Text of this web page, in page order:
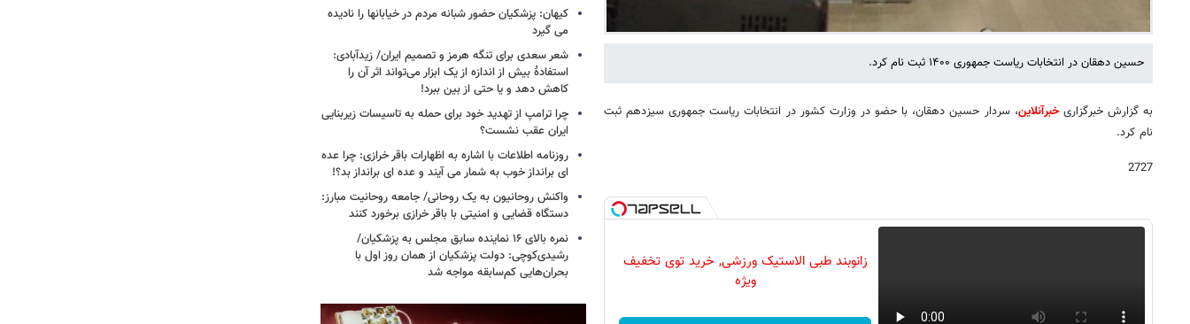
حسین دهقان در انتخابات ریاست جمهوری ۱۴۰۰ ثبت نام کرد.
به گزارش خبرگزاریخبرآنلاین، سردار حسین دهقان، با حضو در وزارت کشور در انتخابات ریاست جمهوری سیزدهم ثبت
نام کرد.
2727
زانوبند طبی الاستیک ورزشی, خرید توی تخفیف
ویژه
کیهان: پزشکیان حضور شبانه مردم در خیابانها را نادیده
می گیرد
شعر سعدی برای تنگه هرمز و تصمیم ایران/ زیدآبادی:
استفادهٔ بیش از اندازه از یک ابزار می‌تواند اثر آن را
کاهش دهد و یا حتی از بین ببرد!
چرا ترامپ از تهدید خود برای حمله به تاسیسات زیربنایی
ایران عقب نشست؟
روزنامه اطلاعات با اشاره به اظهارات باقر خرازی: چرا عده
ای برانداز خوب به شمار می آیند و عده ای برانداز بد؟!
واکنش روحانیون به یک روحانی/ جامعه روحانیت مبارز:
دستگاه قضایی و امنیتی با باقر خرازی برخورد کنند
نمره بالای ۱۶ نماینده سابق مجلس به پزشکیان/
رشیدی‌کوچی: دولت پزشکیان از همان روز اول با
بحران‌هایی کم‌سابقه مواجه شد